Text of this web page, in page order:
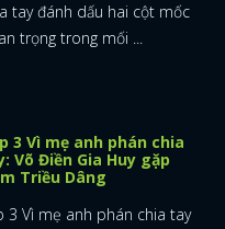
tay đánh dấu hai cột mốc
trọng trong mối ...
3 Vì mẹ anh phán chia
Võ Điền Gia Huy gặp
Triều Dâng
3 Vì mẹ anh phán chia tay